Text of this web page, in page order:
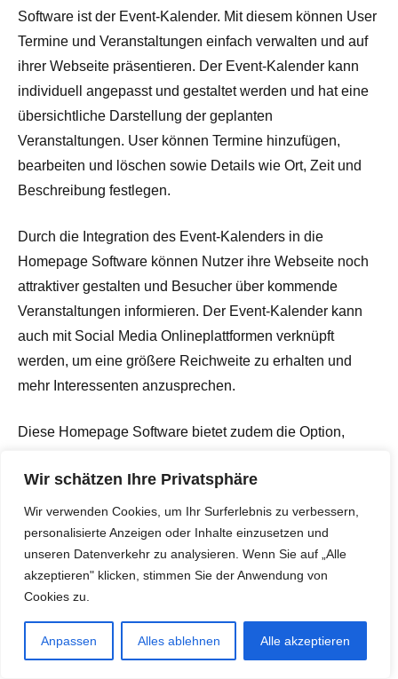
Wir schätzen Ihre Privatsphäre
Wir verwenden Cookies, um Ihr Surferlebnis zu verbessern,
personalisierte Anzeigen oder Inhalte einzusetzen und
unseren Datenverkehr zu analysieren. Wenn Sie auf „Alle
akzeptieren" klicken, stimmen Sie der Anwendung von
Cookies zu.
Anpassen Alles ablehnen Alle akzeptieren
Software ist der Event-Kalender. Mit diesem können User
Termine und Veranstaltungen einfach verwalten und auf
ihrer Webseite präsentieren. Der Event-Kalender kann
individuell angepasst und gestaltet werden und hat eine
übersichtliche Darstellung der geplanten
Veranstaltungen. User können Termine hinzufügen,
bearbeiten und löschen sowie Details wie Ort, Zeit und
Beschreibung festlegen.
Durch die Integration des Event-Kalenders in die
Homepage Software können Nutzer ihre Webseite noch
attraktiver gestalten und Besucher über kommende
Veranstaltungen informieren. Der Event-Kalender kann
auch mit Social Media Onlineplattformen verknüpft
werden, um eine größere Reichweite zu erhalten und
mehr Interessenten anzusprechen.
Diese Homepage Software bietet zudem die Option,
Anwender dafür sorgen, dass ihre Webseite auf allen
Endgeräten optimal dargestellt wird und ein konsistentes
Benutzererlebnis bringt. Durch responsives Design passt
sich die Webseite automatisch an die Bildschirmgröße
des jeweiligen Gerätes an.
Mit der Homepage Software können Benutzer auch die
Leistung ihrer Webseite analysieren und optimieren.